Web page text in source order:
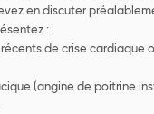
en discuter
:
de crise cardiaque
(angine de poitrine